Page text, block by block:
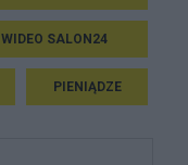
WIDEO SALON24
PIENIĄDZE